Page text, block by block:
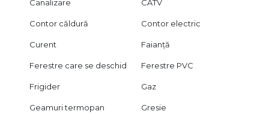
Canalizare CATV
Contor căldură Contor electric
Curent Faianță
Ferestre care se deschid Ferestre PVC
Frigider Gaz
Geamuri termopan Gresie